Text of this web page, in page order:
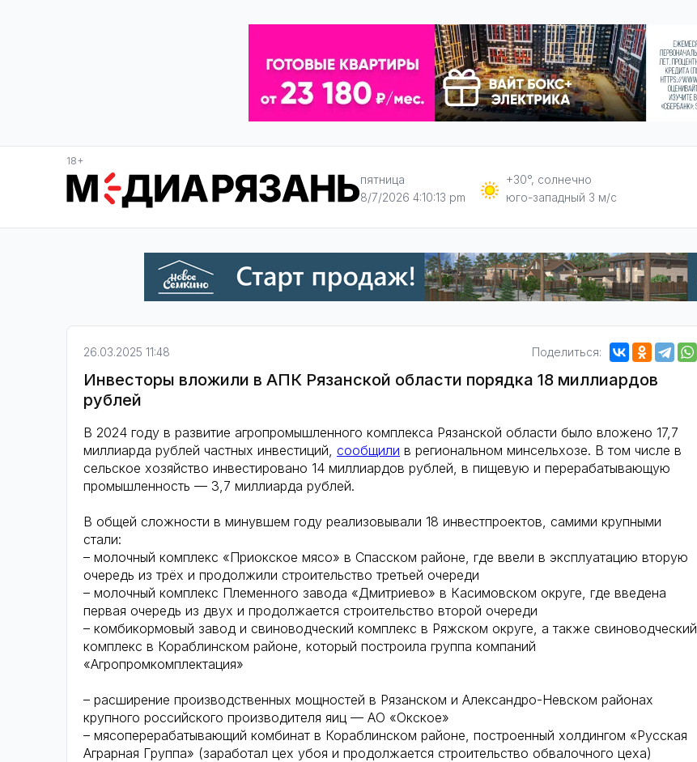
18+
пятница
8/7/2026 4:10:14 pm
+30°, солнечно
юго-западный 3 м/с
26.03.2025 11:48 Поделиться:
Инвесторы вложили в АПК Рязанской области порядка 18 миллиардов
рублей
В 2024 году в развитие агропромышленного комплекса Рязанской области было вложено 17,7
миллиарда рублей частных инвестиций, сообщили в региональном минсельхозе. В том числе в
сельское хозяйство инвестировано 14 миллиардов рублей, в пищевую и перерабатывающую
промышленность — 3,7 миллиарда рублей.
В общей сложности в минувшем году реализовывали 18 инвестпроектов, самими крупными
стали:
– молочный комплекс «Приокское мясо» в Спасском районе, где ввели в эксплуатацию вторую
очередь из трёх и продолжили строительство третьей очереди
– молочный комплекс Племенного завода «Дмитриево» в Касимовском округе, где введена
первая очередь из двух и продолжается строительство второй очереди
– комбикормовый завод и свиноводческий комплекс в Ряжском округе, а также свиноводческий
комплекс в Кораблинском районе, который построила группа компаний
«Агропромкомплектация»
– расширение производственных мощностей в Рязанском и Александро-Невском районах
крупного российского производителя яиц — АО «Окское»
– мясоперерабатывающий комбинат в Кораблинском районе, построенный холдингом «Русская
Аграрная Группа» (заработал цех убоя и продолжается строительство обвалочного цеха)